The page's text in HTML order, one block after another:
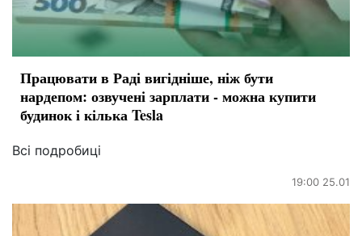
Працювати в Раді вигідніше, ніж бути
нардепом: озвучені зарплати - можна купити
будинок і кілька Tesla
Всі подробиці
19:00 25.01